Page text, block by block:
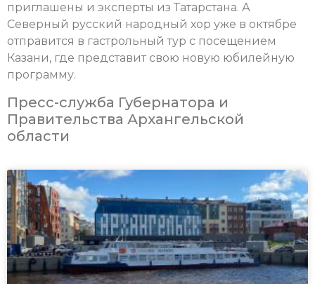
приглашены и эксперты из Татарстана. А
Северный русский народный хор уже в октябре
отправится в гастрольный тур с посещением
Казани, где представит свою новую юбилейную
программу.
Пресс-служба Губернатора и
Правительства Архангельской
области